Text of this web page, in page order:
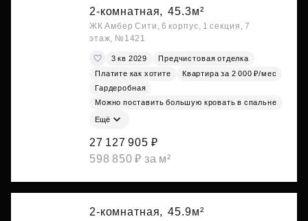
2-комнатная, 45.3м²
ЖК Амбер Сити, 6 корпус, 1 секция, 7
этаж, №1421
3 кв 2029
Предчистовая отделка
Платите как хотите
Квартира за 2 000 ₽/мес
Гардеробная
Можно поставить большую кровать в спальне
Ещё
27 127 905 ₽
598 850 ₽ за м²
2-комнатная, 45.9м²